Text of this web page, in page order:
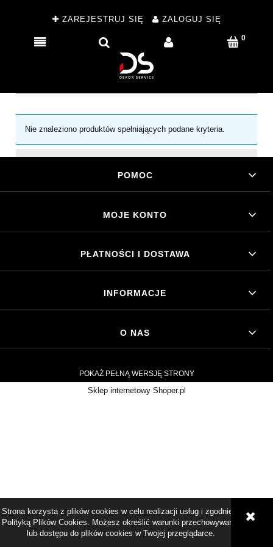
Strona korzysta z plików cookies w celu realizacji usług i zgodnie z
Polityką Plików Cookies. Możesz określić warunki przechowywania
lub dostępu do plików cookies w Twojej przeglądarce.
ZAREJESTRUJ SIĘ ZALOGUJ SIĘ
Nie znaleziono produktów spełniających podane kryteria.
POMOC
MOJE KONTO
PŁATNOŚCI I DOSTAWA
INFORMACJE
O NAS
POKAŻ PEŁNĄ WERSJĘ STRONY
Sklep internetowy Shoper.pl